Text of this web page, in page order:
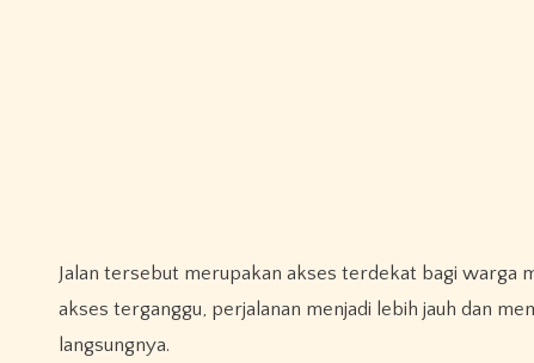
Jalan tersebut merupakan akses terdekat bagi warga
akses terganggu, perjalanan menjadi lebih jauh dan
langsungnya.